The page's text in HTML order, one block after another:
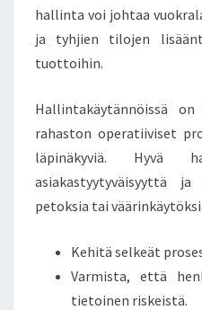
hallinta voi johtaa
ja tyhjien tilojen
tuottoihin.
Hallintakäytännöissä
rahaston operatiiviset
läpinäkyviä. Hyvä
asiakastyytyväisyyttä
petoksia tai
Kehitä selkeät
Varmista, että
tietoinen riskeistä.